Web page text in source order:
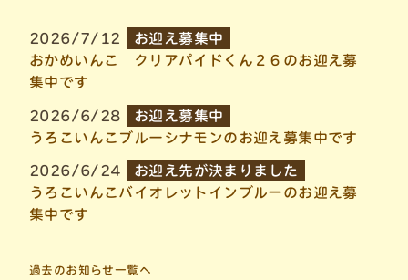
2026/7/12
お迎え募集中
おかめいんこ クリアパイドくん２６のお迎え募
集中です
2026/6/28
お迎え募集中
うろこいんこブルーシナモンのお迎え募集中です
2026/6/24
お迎え先が決まりました
うろこいんこバイオレットインブルーのお迎え募
集中です
過去のお知らせ一覧へ